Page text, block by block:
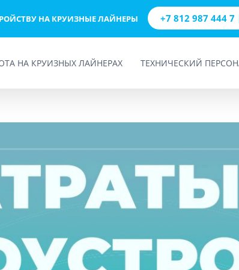
НА КРУИЗНЫЕ ЛАЙНЕРЫ +7 812 987 444
НА КРУИЗНЫХ ЛАЙНЕРАХ ТЕХНИЧЕСКИЙ